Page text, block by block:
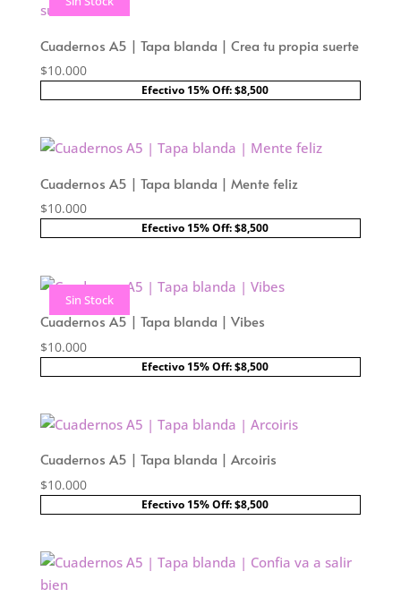
Cuadernos A5 | Tapa blanda | Crea tu propia suerte
$10.000
Efectivo 15% Off: $8,500
Cuadernos A5 | Tapa blanda | Mente feliz
$10.000
Efectivo 15% Off: $8,500
Sin Stock
Cuadernos A5 | Tapa blanda | Vibes
$10.000
Efectivo 15% Off: $8,500
Cuadernos A5 | Tapa blanda | Arcoiris
$10.000
Efectivo 15% Off: $8,500